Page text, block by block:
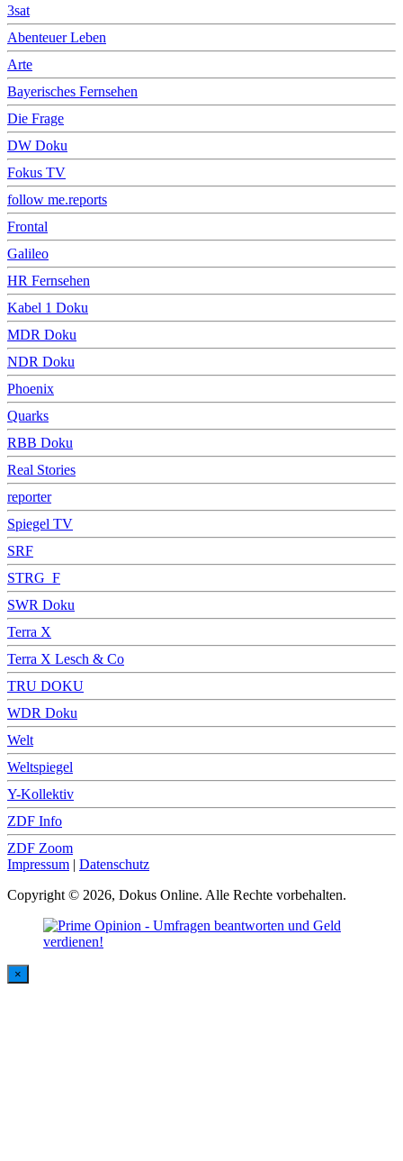
3sat
Abenteuer Leben
Arte
Bayerisches Fernsehen
Die Frage
DW Doku
Fokus TV
follow me.reports
Frontal
Galileo
HR Fernsehen
Kabel 1 Doku
MDR Doku
NDR Doku
Phoenix
Quarks
RBB Doku
Real Stories
reporter
Spiegel TV
SRF
STRG_F
SWR Doku
Terra X
Terra X Lesch & Co
TRU DOKU
WDR Doku
Welt
Weltspiegel
Y-Kollektiv
ZDF Info
ZDF Zoom
Impressum | Datenschutz
Copyright © 2026, Dokus Online. Alle Rechte vorbehalten.
×